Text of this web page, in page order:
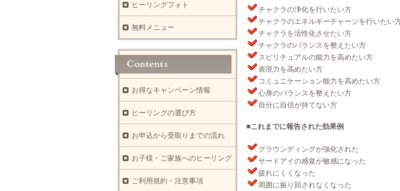
チャクラの浄化を行いたい方
チャクラのエネルギーチャージを行いたい
チャクラを活性化させたい方
チャクラのバランスを整えたい方
スピリチュアルの能力を高めたい方
表現力を高めたい方
コミュニケーション能力を高めたい方
心身のバランスを整えたい方
自分に自信が持てない方
■これまでに報告された効果例
グラウンディングが強化された
サードアイの感覚が敏感になった
疲れにくくなった
周囲に振り回されなくなった
ヒーリングフォト
無料メニュー
お得なキャンペーン情報
ヒーリングの選び方
お申込から受取りまでの流れ
お子様・ご家族へのヒーリング
ご利用規約・注意事項